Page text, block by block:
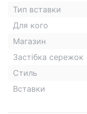
Тип вставки
Для кого
Магазин
Застібка сережок
Стиль
Вставки